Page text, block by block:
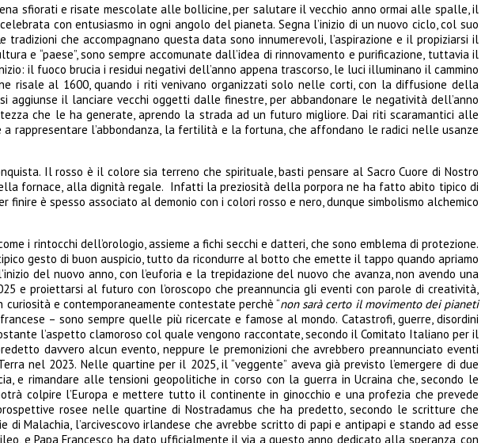
sfiorati e risate mescolate alle bollicine, per salutare il vecchio anno ormai alle spalle, il
con entusiasmo in ogni angolo del pianeta. Segna l’inizio di un nuovo ciclo, col suo
che accompagnano questa data sono innumerevoli, l’aspirazione e il propiziarsi il
e “paese”, sono sempre accomunate dall’idea di rinnovamento e purificazione, tuttavia il
il fuoco brucia i residui negativi dell’anno appena trascorso, le luci illuminano il cammino
risale al 1600, quando i riti venivano organizzati solo nelle corti, con la diffusione della
il lanciare vecchi oggetti dalle finestre, per abbandonare le negatività dell’anno
che le ha generate, aprendo la strada ad un futuro migliore. Dai riti scaramantici alle
rappresentare l’abbondanza, la fertilità e la fortuna, che affondano le radici nelle usanze
Il rosso è il colore sia terreno che spirituale, basti pensare al Sacro Cuore di Nostro
fornace, alla dignità regale. Infatti la preziosità della porpora ne ha fatto abito tipico di
è spesso associato al demonio con i colori rosso e nero, dunque simbolismo alchemico
i rintocchi dell’orologio, assieme a fichi secchi e datteri, che sono emblema di protezione.
gesto di buon auspicio, tutto da ricondurre al botto che emette il tappo quando apriamo
del nuovo anno, con l’euforia e la trepidazione del nuovo che avanza, non avendo una
e proiettarsi al futuro con l’oroscopo che preannuncia gli eventi con parole di creatività,
e contemporaneamente contestate perchè “non sarà certo il movimento dei pianeti
– sono sempre quelle più ricercate e famose al mondo. Catastrofi, guerre, disordini
l’aspetto clamoroso col quale vengono raccontate, secondo il Comitato Italiano per il
davvero alcun evento, neppure le premonizioni che avrebbero preannunciato eventi
nel 2023. Nelle quartine per il 2025, il “veggente” aveva già previsto l’emergere di due
e rimandare alle tensioni geopolitiche in corso con la guerra in Ucraina che, secondo le
colpire l’Europa e mettere tutto il continente in ginocchio e una profezia che prevede
rosee nelle quartine di Nostradamus che ha predetto, secondo le scritture che
Malachia, l’arcivescovo irlandese che avrebbe scritto di papi e antipapi e stando ad esse
e Papa Francesco ha dato ufficialmente il via a questo anno dedicato alla speranza, con